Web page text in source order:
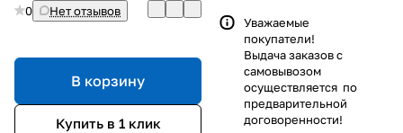
0 Нет отзывов
В корзину
Купить в 1 клик
Уважаемые
покупатели!
Выдача заказов с
самовывозом
осуществляется по
предварительной
договоренности!